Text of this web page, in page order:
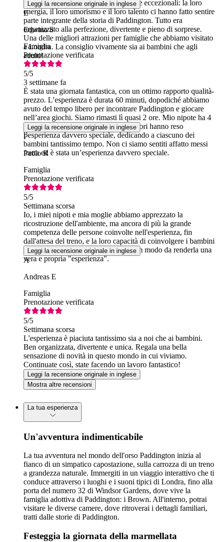
fine. Gli attori sono stati assolutamente eccezionali: la loro
energia, il loro umorismo e il loro talento ci hanno fatto sentire
parte integrante della storia di Paddington. Tutto era
organizzato alla perfezione, divertente e pieno di sorprese.
Una delle migliori attrazioni per famiglie che abbiamo visitato
a Londra. La consiglio vivamente sia ai bambini che agli
adulti!
Leggi la recensione originale in inglese
E
Edwina S
Famiglia
Prenotazione verificata
5/5
3 settimane fa
È stata una giornata fantastica, con un ottimo rapporto qualità-
prezzo. L’esperienza è durata 60 minuti, dopodiché abbiamo
avuto del tempo libero per incontrare Paddington e giocare
nell’area giochi. Siamo rimasti lì quasi 2 ore. Mio nipote ha 4
anni e gli è piaciuto tantissimo. Gli attori hanno reso
l’esperienza davvero speciale, dedicando a ciascuno dei
bambini tantissimo tempo. Non ci siamo sentiti affatto messi
fretta ed è stata un’esperienza davvero speciale.
Leggi la recensione originale in inglese
P
Paolo R
Famiglia
Prenotazione verificata
5/5
Settimana scorsa
Io, i miei nipoti e mia moglie abbiamo apprezzato la
ricostruzione dell'ambiente, ma ancora di più la grande
competenza delle persone coinvolte nell'esperienza, fin
dall'attesa del treno, e la loro capacità di coinvolgere i bambini
(e gli adulti che li accompagnavano) in modo da renderla una
vera e propria "esperienza".
Leggi la recensione originale in inglese
A
Andreas E
Famiglia
Prenotazione verificata
5/5
Settimana scorsa
L'esperienza è piaciuta tantissimo sia a noi che ai bambini.
Ben organizzata, divertente e unica. Regala una bella
sensazione di novità in questo mondo in cui viviamo.
Continuate così, state facendo un lavoro fantastico!
Leggi la recensione originale in inglese
Mostra altre recensioni
La tua esperienza
Un'avventura indimenticabile
La tua avventura nel mondo dell'orso Paddington inizia al
fianco di un simpatico capostazione, sulla carrozza di un treno
a grandezza naturale. Immergiti in un viaggio interattivo che ti
conduce attraverso i luoghi e i suoni tipici di Londra, fino alla
porta del numero 32 di Windsor Gardens, dove vive la
famiglia adottiva di Paddington: i Brown. All'interno, potrai
visitare le diverse camere, dove ritroverai i dettagli familiari,
tratti dalle storie di Paddington.
Festeggia la giornata della marmellata